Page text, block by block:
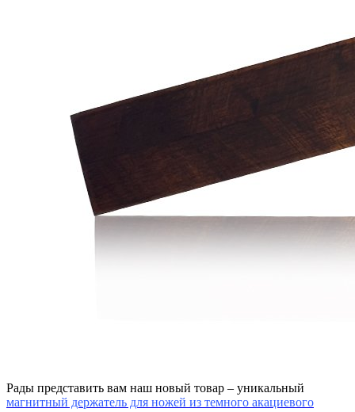
Рады представить вам наш новый товар – уникальный
магнитный держатель для ножей из темного акациевого